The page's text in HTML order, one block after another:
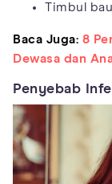
Timbul
Baca Juga: 8
Dewasa dan
Penyebab